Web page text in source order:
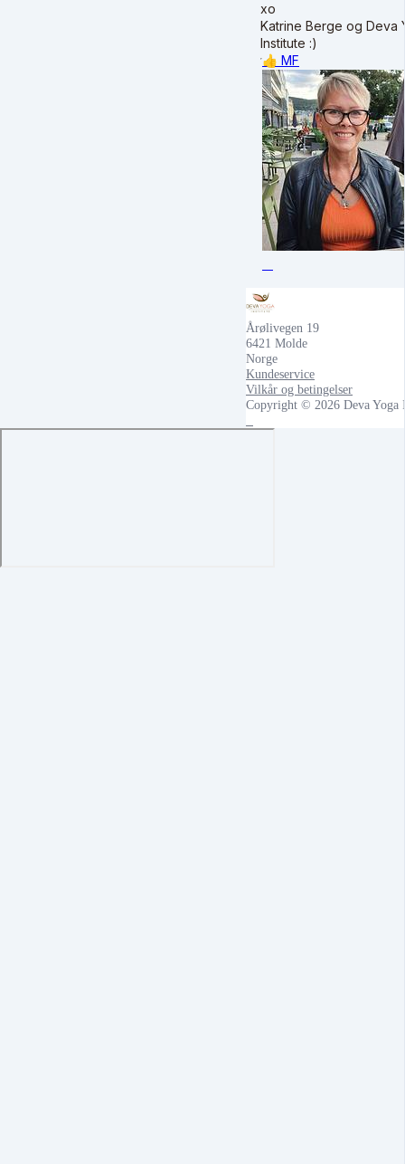
xo
Katrine Berge og Deva
Institute :)
👍 MF
Årølivegen 19
6421 Molde
Norge
Kundeservice
Vilkår og betingelser
Copyright © 2026 Deva Yoga